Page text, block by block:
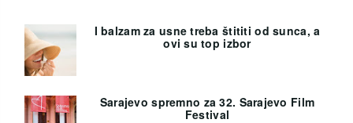
I balzam za usne treba štititi od sunca, a
ovi su top izbor
Sarajevo spremno za 32. Sarajevo Film
Festival